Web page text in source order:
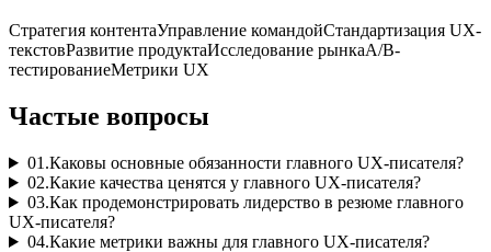
Стратегия контентаУправление командойСтандартизация UX-
текстовРазвитие продуктаИсследование рынкаA/B-
тестированиеМетрики UX
Частые вопросы
01 .Каковы основные обязанности главного UX-писателя?
02.Какие качества ценятся у главного UX-писателя?
03.Как продемонстрировать лидерство в резюме главного
UX-писателя?
04.Какие метрики важны для главного UX-писателя?